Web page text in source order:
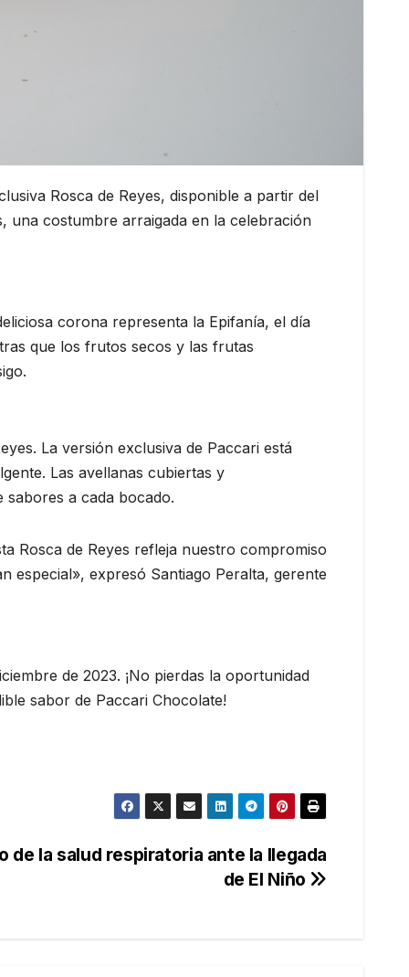
Rosca de Reyes, disponible a partir del
una costumbre arraigada en la celebración
corona representa la Epifanía, el día
que los frutos secos y las frutas
La versión exclusiva de Paccari está
Las avellanas cubiertas y
a cada bocado.
Rosca de Reyes refleja nuestro compromiso
especial», expresó Santiago Peralta, gerente
de 2023. ¡No pierdas la oportunidad
sabor de Paccari Chocolate!
de la salud respiratoria ante la llegada
de El Niño